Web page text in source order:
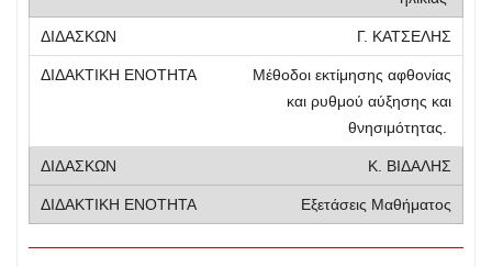
Γ. ΚΑΤΣΕΛΗΣ
Μέθοδοι εκτίμησης αφθονίας
και ρυθμού αύξησης και
θνησιμότητας.
Κ. ΒΙΔΑΛΗΣ
Εξετάσεις Μαθήματος